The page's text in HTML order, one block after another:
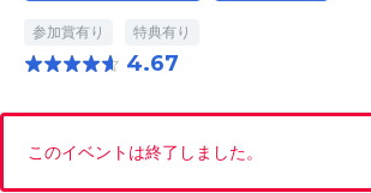
参加賞有り 特典有り
4.67
このイベントは終了しました。